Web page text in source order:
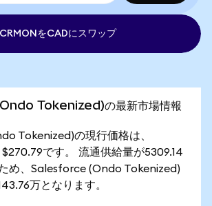
CRMONをCADにスワップ
Tokenized)の最新市場情報
Tokenized)の現行価格は、
です。 流通供給量が5309.14
め、Salesforce (Ondo Tokenized)
万となります。